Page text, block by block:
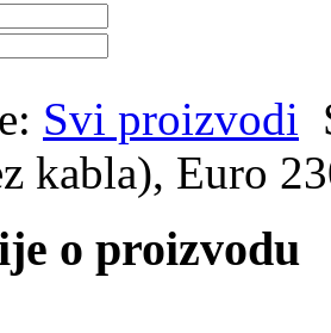
Svi proizvodi
kabla), Euro
o proizvodu